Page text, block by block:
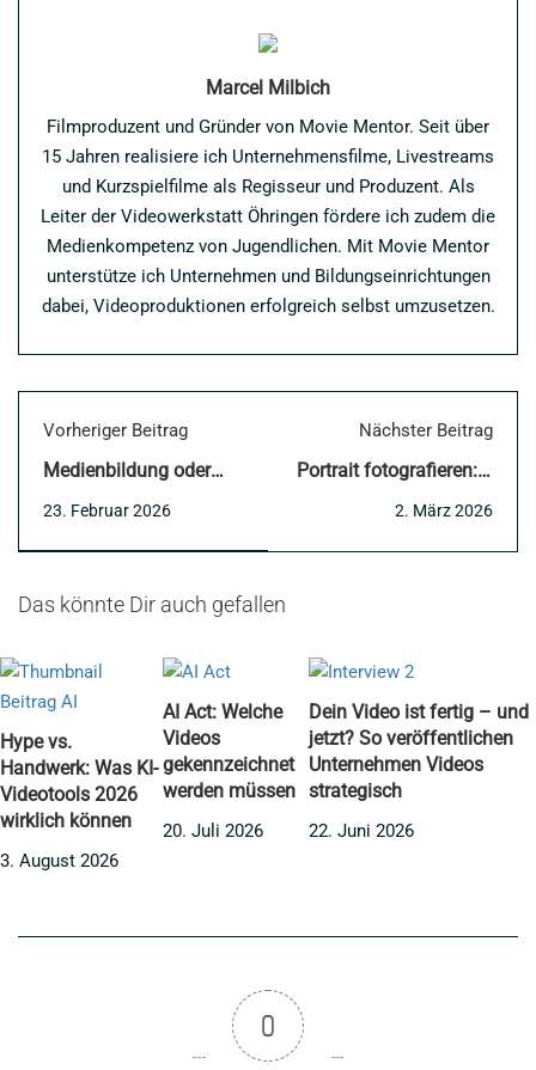
Marcel Milbich
Filmproduzent und Gründer von Movie Mentor. Seit über
15 Jahren realisiere ich Unternehmensfilme, Livestreams
und Kurzspielfilme als Regisseur und Produzent. Als
Leiter der Videowerkstatt Öhringen fördere ich zudem die
Medienkompetenz von Jugendlichen. Mit Movie Mentor
unterstütze ich Unternehmen und Bildungseinrichtungen
dabei, Videoproduktionen erfolgreich selbst umzusetzen.
Vorheriger Beitrag
Medienbildung oder
So einfach ist es nicht.
23. Februar 2026
Nächster Beitrag
Portrait fotografieren: 5
Business Fotos
2. März 2026
Das könnte Dir auch gefallen
Hype vs.
Handwerk: Was KI-
Videotools 2026
wirklich können
3. August 2026
AI Act: Welche
Videos
gekennzeichnet
werden müssen
20. Juli 2026
Dein Video ist fertig – und
jetzt? So veröffentlichen
Unternehmen Videos
strategisch
22. Juni 2026
0